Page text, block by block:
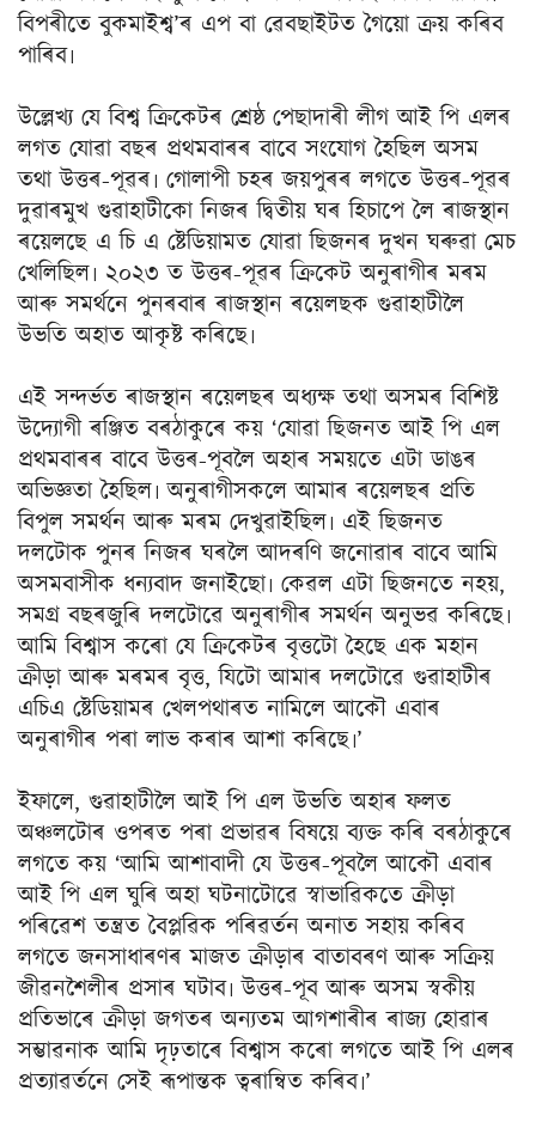
বিপৰীতে বুকমাইশ্ব’ৰ এপ বা ৱেবছাইটত গৈয়ো ক্ৰয় কৰিব
পাৰিব৷
উল্লেখ্য যে বিশ্ব ক্ৰিকেটৰ শ্ৰেষ্ঠ পেছাদাৰী লীগ আই পি এলৰ
লগত যোৱা বছৰ প্ৰথমবাৰৰ বাবে সংযোগ হৈছিল অসম
তথা উত্তৰ-পূৱৰ৷ গোলাপী চহৰ জয়পুৰৰ লগতে উত্তৰ-পূৱৰ
দুৱাৰমুখ গুৱাহাটীকো নিজৰ দ্বিতীয় ঘৰ হিচাপে লৈ ৰাজস্থান
ৰয়েলছে এ চি এ ষ্টেডিয়ামত যোৱা ছিজনৰ দুখন ঘৰুৱা মেচ
খেলিছিল৷ ২০২৩ ত উত্তৰ-পূৱৰ ক্ৰিকেট অনুৰাগীৰ মৰম
আৰু সমৰ্থনে পুনৰবাৰ ৰাজস্থান ৰয়েলছক গুৱাহাটীলৈ
উভতি অহাত আকৃষ্ট কৰিছে৷
এই সন্দৰ্ভত ৰাজস্থান ৰয়েলছৰ অধ্যক্ষ তথা অসমৰ বিশিষ্ট
উদ্যোগী ৰঞ্জিত বৰঠাকুৰে কয় ‘যোৱা ছিজনত আই পি এল
প্ৰথমবাৰৰ বাবে উত্তৰ-পূবলৈ অহাৰ সময়তে এটা ডাঙৰ
অভিজ্ঞতা হৈছিল৷ অনুৰাগীসকলে আমাৰ ৰয়েলছৰ প্ৰতি
বিপুল সমৰ্থন আৰু মৰম দেখুৱাইছিল৷ এই ছিজনত
দলটোক পুনৰ নিজৰ ঘৰলৈ আদৰণি জনোৱাৰ বাবে আমি
অসমবাসীক ধন্যবাদ জনাইছো৷ কেৱল এটা ছিজনতে নহয়,
সমগ্ৰ বছৰজুৰি দলটোৱে অনুৰাগীৰ সমৰ্থন অনুভৱ কৰিছে৷
আমি বিশ্বাস কৰো যে ক্ৰিকেটৰ বৃত্তটো হৈছে এক মহান
ক্ৰীড়া আৰু মৰমৰ বৃত্ত, যিটো আমাৰ দলটোৱে গুৱাহাটীৰ
এচিএ ষ্টেডিয়ামৰ খেলপথাৰত নামিলে আকৌ এবাৰ
অনুৰাগীৰ পৰা লাভ কৰাৰ আশা কৰিছে৷’
ইফালে, গুৱাহাটীলৈ আই পি এল উভতি অহাৰ ফলত
অঞ্চলটোৰ ওপৰত পৰা প্ৰভাৱৰ বিষয়ে ব্যক্ত কৰি বৰঠাকুৰে
লগতে কয় ‘আমি আশাবাদী যে উত্তৰ-পূবলৈ আকৌ এবাৰ
আই পি এল ঘুৰি অহা ঘটনাটোৱে স্বাভাৱিকতে ক্ৰীড়া
পৰিৱেশ তন্ত্ৰত বৈপ্লৱিক পৰিৱৰ্তন অনাত সহায় কৰিব
লগতে জনসাধাৰণৰ মাজত ক্ৰীড়াৰ বাতাবৰণ আৰু সক্ৰিয়
জীৱনশৈলীৰ প্ৰসাৰ ঘটাব৷ উত্তৰ-পূব আৰু অসম স্বকীয়
প্ৰতিভাৰে ক্ৰীড়া জগতৰ অন্যতম আগশাৰীৰ ৰাজ্য হোৱাৰ
সম্ভাৱনাক আমি দৃঢ়তাৰে বিশ্বাস কৰো লগতে আই পি এলৰ
প্ৰত্যাৱৰ্তনে সেই ৰূপান্তক ত্বৰান্বিত কৰিব৷’